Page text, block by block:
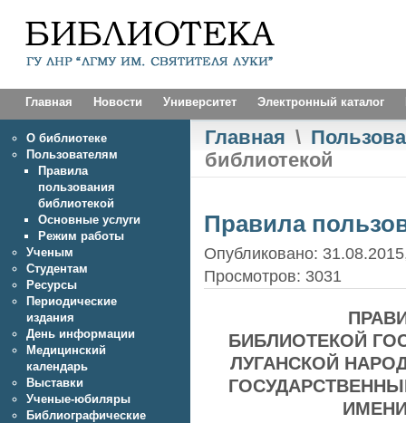
Главная Новости Университет Электронный каталог
Главная \
библиотекой
Правила
Опубликовано:
Просмотров: 3031
БИБЛИОТЕКОЙ
ЛУГАНСКОЙ
О библиотеке
Пользователям
Правила
пользования
библиотекой
Основные услуги
Режим работы
Ученым
Студентам
Ресурсы
Периодические
издания
День информации
Медицинский
календарь
Выставки
Ученые-юбиляры
Библиографические